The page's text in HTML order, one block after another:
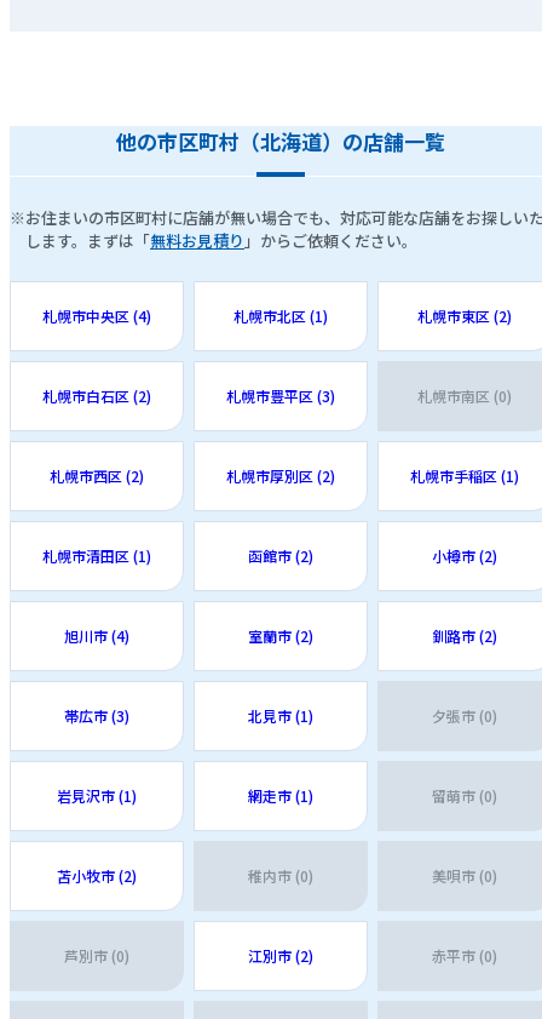
他の市区町村（北海道）の店舗一覧
※お住まいの市区町村に店舗が無い場合でも、対応可能な店舗をお探しい
します。まずは「無料お見積り 」からご依頼ください。
札幌市中央区 (4) 札幌市北区 (1) 札幌市東区 (2)
札幌市白石区 (2) 札幌市豊平区 (3) 札幌市南区 (0)
札幌市西区 (2) 札幌市厚別区 (2) 札幌市手稲区 (1)
札幌市清田区 (1) 函館市 (2) 小樽市 (2)
旭川市 (4) 室蘭市 (2) 釧路市 (2)
帯広市 (3) 北見市 (1) 夕張市 (0)
岩見沢市 (1) 網走市 (1) 留萌市 (0)
苫小牧市 (2) 稚内市 (0) 美唄市 (0)
芦別市 (0) 江別市 (2) 赤平市 (0)